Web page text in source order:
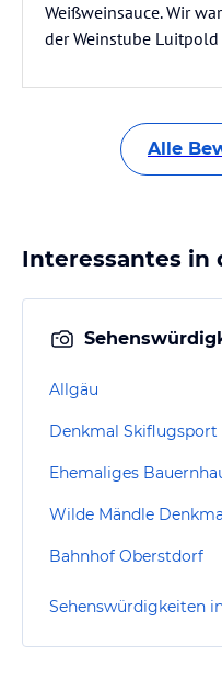
Weißweinsauce. Wir
der Weinstube
Alle
Interessantes in
Allgäu
Denkmal Skiflugsport
Wilde Mändle
Bahnhof Oberstdorf
Sehenswürdigkeiten